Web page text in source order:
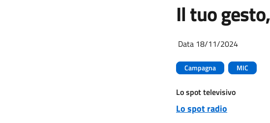
Il tuo
Data 18/11/2024
Campagna MIC
Lo spot televisivo
Lo spot radio